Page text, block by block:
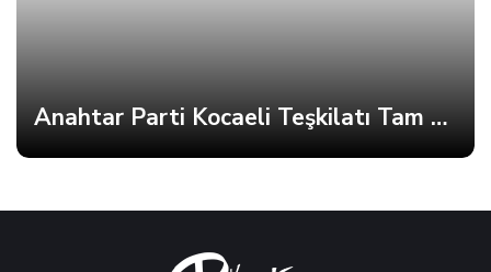
Anahtar Parti Kocaeli Teşkilatı Tam Kadro Toplandı